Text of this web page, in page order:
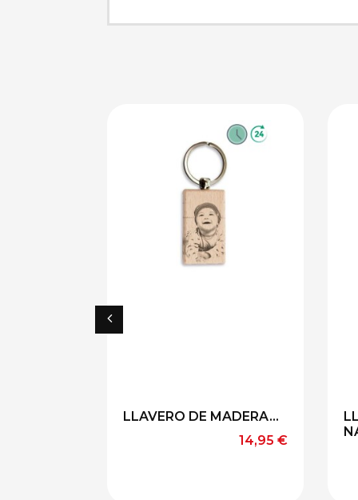
LLAVERO DE MADERA...
Precio
14,95 €